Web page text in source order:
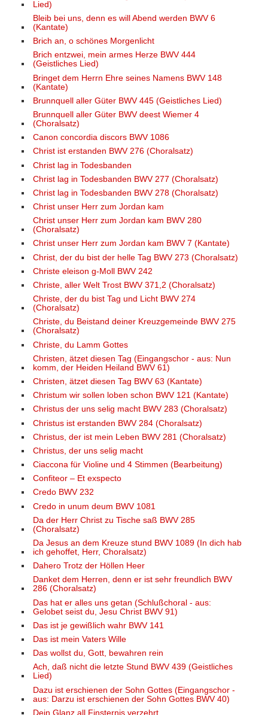
Lied)
Bleib bei uns, denn es will Abend werden BWV 6
(Kantate)
Brich an, o schönes Morgenlicht
Brich entzwei, mein armes Herze BWV 444
(Geistliches Lied)
Bringet dem Herrn Ehre seines Namens BWV 148
(Kantate)
Brunnquell aller Güter BWV 445 (Geistliches Lied)
Brunnquell aller Güter BWV deest Wiemer 4
(Choralsatz)
Canon concordia discors BWV 1086
Christ ist erstanden BWV 276 (Choralsatz)
Christ lag in Todesbanden
Christ lag in Todesbanden BWV 277 (Choralsatz)
Christ lag in Todesbanden BWV 278 (Choralsatz)
Christ unser Herr zum Jordan kam
Christ unser Herr zum Jordan kam BWV 280
(Choralsatz)
Christ unser Herr zum Jordan kam BWV 7 (Kantate)
Christ, der du bist der helle Tag BWV 273 (Choralsatz)
Christe eleison g-Moll BWV 242
Christe, aller Welt Trost BWV 371,2 (Choralsatz)
Christe, der du bist Tag und Licht BWV 274
(Choralsatz)
Christe, du Beistand deiner Kreuzgemeinde BWV 275
(Choralsatz)
Christe, du Lamm Gottes
Christen, ätzet diesen Tag (Eingangschor - aus: Nun
komm, der Heiden Heiland BWV 61)
Christen, ätzet diesen Tag BWV 63 (Kantate)
Christum wir sollen loben schon BWV 121 (Kantate)
Christus der uns selig macht BWV 283 (Choralsatz)
Christus ist erstanden BWV 284 (Choralsatz)
Christus, der ist mein Leben BWV 281 (Choralsatz)
Christus, der uns selig macht
Ciaccona für Violine und 4 Stimmen (Bearbeitung)
Confiteor – Et exspecto
Credo BWV 232
Credo in unum deum BWV 1081
Da der Herr Christ zu Tische saß BWV 285
(Choralsatz)
Da Jesus an dem Kreuze stund BWV 1089 (In dich hab
ich gehoffet, Herr, Choralsatz)
Dahero Trotz der Höllen Heer
Danket dem Herren, denn er ist sehr freundlich BWV
286 (Choralsatz)
Das hat er alles uns getan (Schlußchoral - aus:
Gelobet seist du, Jesu Christ BWV 91)
Das ist je gewißlich wahr BWV 141
Das ist mein Vaters Wille
Das wollst du, Gott, bewahren rein
Ach, daß nicht die letzte Stund BWV 439 (Geistliches
Lied)
Dazu ist erschienen der Sohn Gottes (Eingangschor -
aus: Darzu ist erschienen der Sohn Gottes BWV 40)
Dein Glanz all Finsternis verzehrt